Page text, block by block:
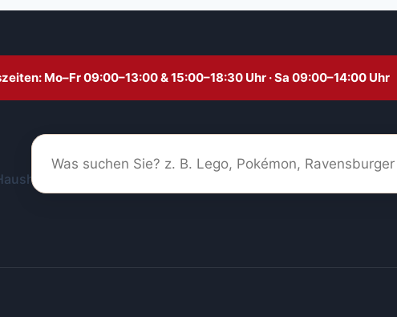
Mo–Fr 09:00–13:00 & 15:00–18:30 Uhr · Sa 09:00–14:00 Uhr